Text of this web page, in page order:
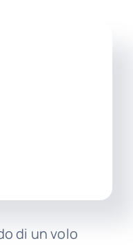
di un volo